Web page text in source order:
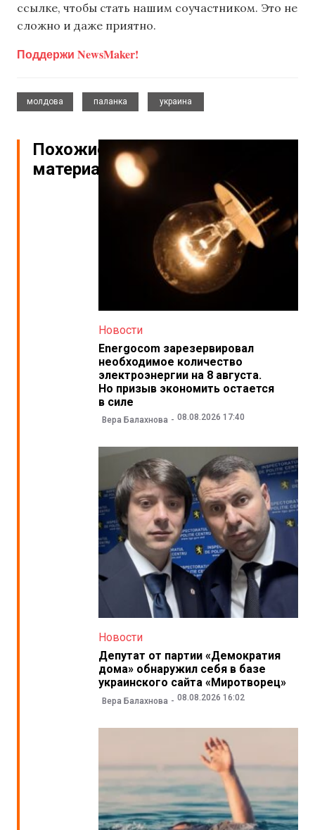
ссылке, чтобы стать нашим соучастником. Это не
сложно и даже приятно.
Поддержи NewsMaker!
молдова
паланка
украина
Похожие
материалы
Новости
Energocom зарезервировал
необходимое количество
электроэнергии на 8 августа.
Но призыв экономить остается
в силе
Вера Балахнова 08.08.2026 17:40
Новости
Депутат от партии «Демократия
дома» обнаружил себя в базе
украинского сайта «Миротворец»
Вера Балахнова 08.08.2026 16:02